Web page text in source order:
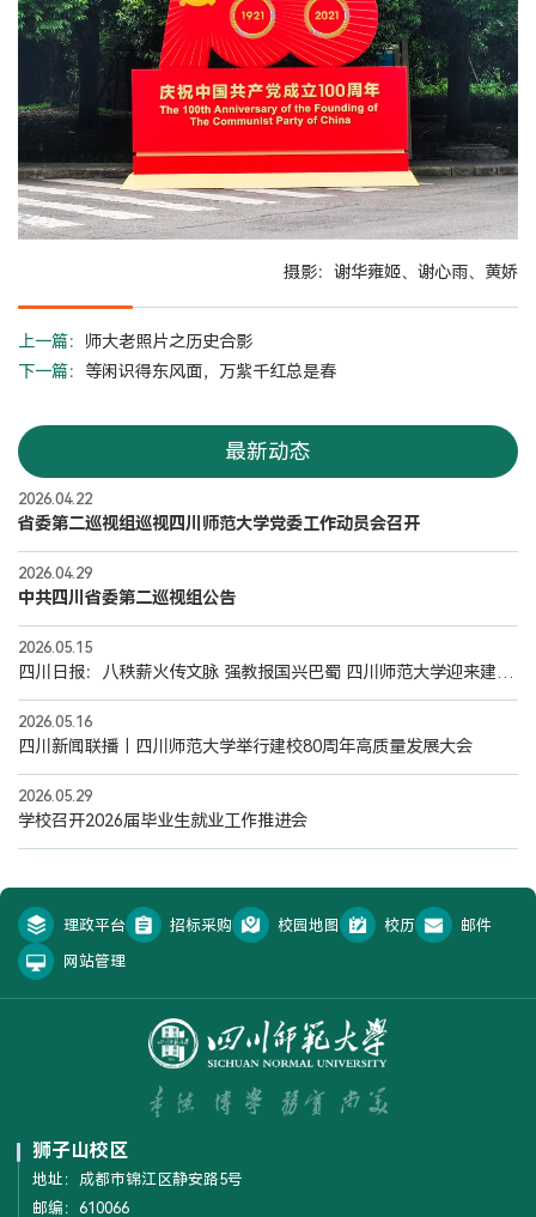
摄影：谢华雍姬、谢心雨、黄娇
上一篇： 师大老照片之历史合影
下一篇： 等闲识得东风面，万紫千红总是春
最新动态
2026.04.22
省委第二巡视组巡视四川师范大学党委工作动员会召开
2026.04.29
中共四川省委第二巡视组公告
2026.05.15
四川日报：八秩薪火传文脉 强教报国兴巴蜀 四川师范大学迎来建校80周年
2026.05.16
四川新闻联播丨四川师范大学举行建校80周年高质量发展大会
2026.05.29
学校召开2026届毕业生就业工作推进会
理政平台 招标采购 校园地图 校历 邮件
网站管理
狮子山校区
地址：成都市锦江区静安路5号
邮编：610066